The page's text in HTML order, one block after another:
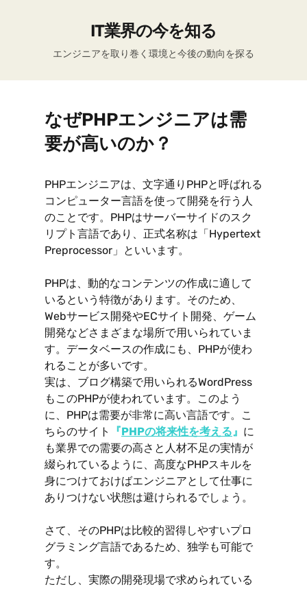
IT業界の今を知る
エンジニアを取り巻く環境と今後の動向を探る
なぜPHPエンジニアは需
要が高いのか？
PHPエンジニアは、文字通りPHPと呼ばれる
コンピューター言語を使って開発を行う人
のことです。PHPはサーバーサイドのスク
リプト言語であり、正式名称は「Hypertext
Preprocessor」といいます。
PHPは、動的なコンテンツの作成に適して
いるという特徴があります。そのため、
Webサービス開発やECサイト開発、ゲーム
開発などさまざまな場所で用いられていま
す。データベースの作成にも、PHPが使わ
れることが多いです。
実は、ブログ構築で用いられるWordPress
もこのPHPが使われています。このよう
に、PHPは需要が非常に高い言語です。こ
ちらのサイト
『PHPの将来性を考える』 に
も業界での需要の高さと人材不足の実情が
綴られているように、高度なPHPスキルを
身につけておけばエンジニアとして仕事に
ありつけない状態は避けられるでしょう。
さて、そのPHPは比較的習得しやすいプロ
グラミング言語であるため、独学も可能で
す。
ただし、実際の開発現場で求められている